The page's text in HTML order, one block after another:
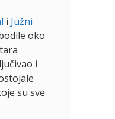
i Južni
oko
i
su sve